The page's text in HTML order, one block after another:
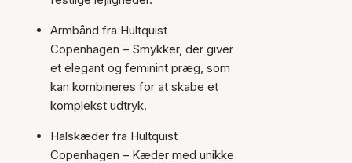
Armbånd fra Hultquist
Copenhagen – Smykker, der giver
et elegant og feminint præg, som
kan kombineres for at skabe et
komplekst udtryk.
Halskæder fra Hultquist
Copenhagen – Kæder med unikke